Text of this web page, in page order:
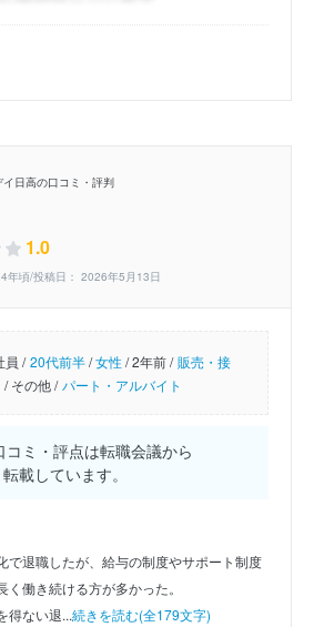
日高の口コミ・評判
1.0
年頃/投稿日： 2026年5月13日
員 / 20代前半/女性/2年前 / 販売・接
/その他 / パート・アルバイト
ミ・評点は転職会議から
転載しています。
で退職したが、給与の制度やサポート制度
働き続ける方が多かった。
得ない退...続きを読む(全179文字)